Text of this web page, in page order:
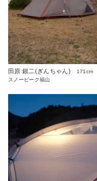
田原 銀二(ぎんちゃん)
171cm
スノーピーク福山